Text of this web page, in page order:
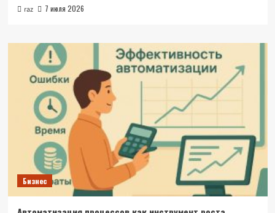
raz 7 июля 2026
Бизнес